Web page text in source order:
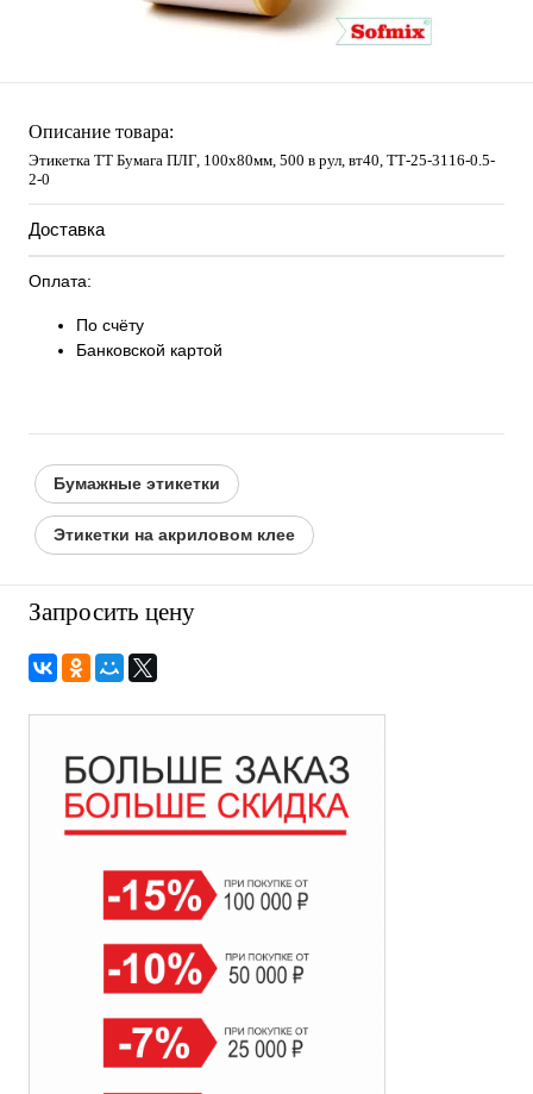
Описание товара:
Этикетка ТТ Бумага ПЛГ, 100х80мм, 500 в рул, вт40, TТ-25-3116-0.5-
2-0
Доставка
Оплата:
По счёту
Банковской картой
Бумажные этикетки
Этикетки на акриловом клее
Запросить цену